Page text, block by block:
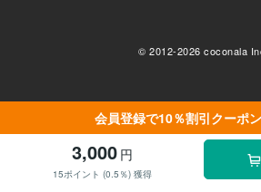
会員登録で10％割引クーポ
3,000 円
15ポイント (0.5％) 獲得